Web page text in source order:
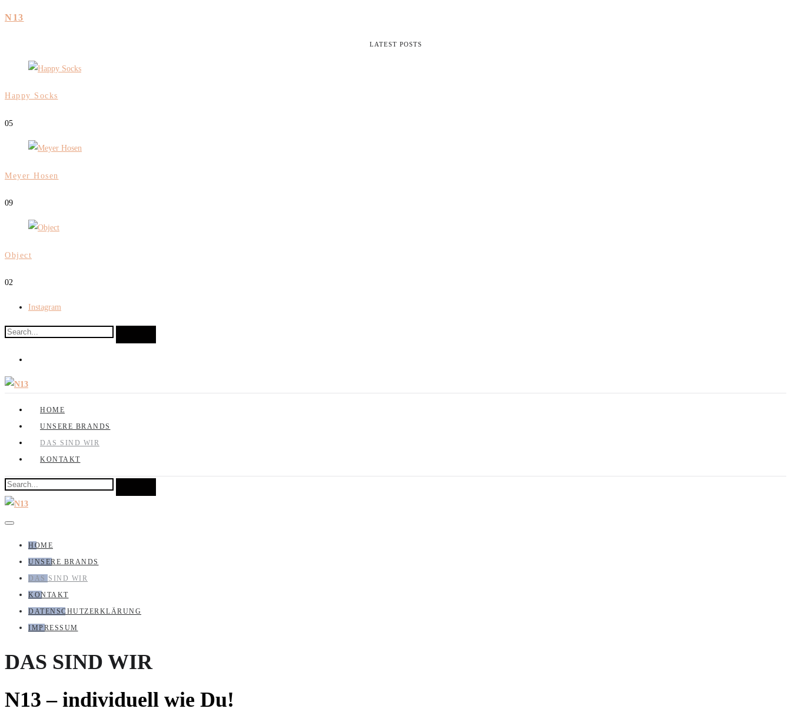
N13
LATEST POSTS
Happy Socks
05
Meyer Hosen
09
Object
02
Instagram
HOME
UNSERE BRANDS
DAS SIND WIR
KONTAKT
HOME
UNSERE BRANDS
DAS SIND WIR
KONTAKT
DATENSCHUTZERKLÄRUNG
IMPRESSUM
DAS SIND WIR
N13 – individuell wie Du!